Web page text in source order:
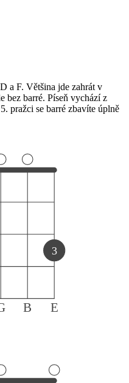
a F. Většina jde zahrát v
bez barré. Píseň vychází z
pražci se barré zbavíte úplně
B E
3